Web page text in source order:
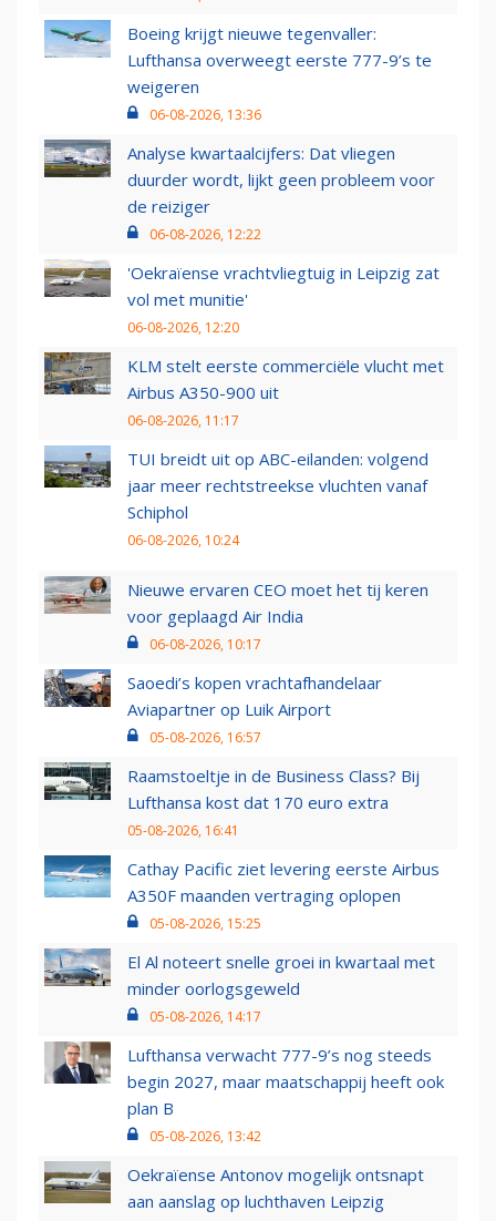
Boeing krijgt nieuwe tegenvaller:
Lufthansa overweegt eerste 777-9’s te
weigeren
06-08-2026, 13:36
Analyse kwartaalcijfers: Dat vliegen
duurder wordt, lijkt geen probleem voor
de reiziger
06-08-2026, 12:22
'Oekraïense vrachtvliegtuig in Leipzig zat
vol met munitie'
06-08-2026, 12:20
KLM stelt eerste commerciële vlucht met
Airbus A350-900 uit
06-08-2026, 11:17
TUI breidt uit op ABC-eilanden: volgend
jaar meer rechtstreekse vluchten vanaf
Schiphol
06-08-2026, 10:24
Nieuwe ervaren CEO moet het tij keren
voor geplaagd Air India
06-08-2026, 10:17
Saoedi’s kopen vrachtafhandelaar
Aviapartner op Luik Airport
05-08-2026, 16:57
Raamstoeltje in de Business Class? Bij
Lufthansa kost dat 170 euro extra
05-08-2026, 16:41
Cathay Pacific ziet levering eerste Airbus
A350F maanden vertraging oplopen
05-08-2026, 15:25
El Al noteert snelle groei in kwartaal met
minder oorlogsgeweld
05-08-2026, 14:17
Lufthansa verwacht 777-9’s nog steeds
begin 2027, maar maatschappij heeft ook
plan B
05-08-2026, 13:42
Oekraïense Antonov mogelijk ontsnapt
aan aanslag op luchthaven Leipzig